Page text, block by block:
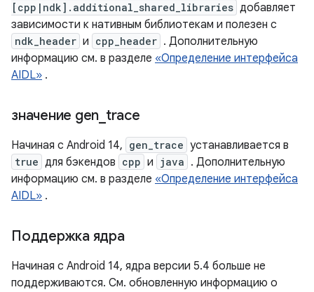
[cpp|ndk].additional_shared_libraries добавляет
зависимости к нативным библиотекам и полезен с
ndk_header и cpp_header . Дополнительную
информацию см. в разделе «Определение интерфейса
AIDL» .
значение gen trace
Начиная с Android 14, gen_trace устанавливается в
true для бэкендов cpp и java . Дополнительную
информацию см. в разделе «Определение интерфейса
AIDL» .
Поддержка ядра
Начиная с Android 14, ядра версии 5.4 больше не
поддерживаются. См. обновленную информацию о